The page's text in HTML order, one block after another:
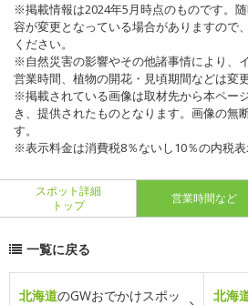
※掲載情報は2024年5月時点のものです。
容が変更となっている場合がありますので
ください。
※自然災害の影響やその他諸事情により、
営業時間、植物の開花・見頃期間などは変
※掲載されている画像は取材先から本ペー
き、提供されたものとなります。画像の無
す。
※表示料金は消費税8％ないし10％の内税表
スポット詳細
トップ
営業時間など
一覧に戻る
北海道のGWおでかけスポッ
北海